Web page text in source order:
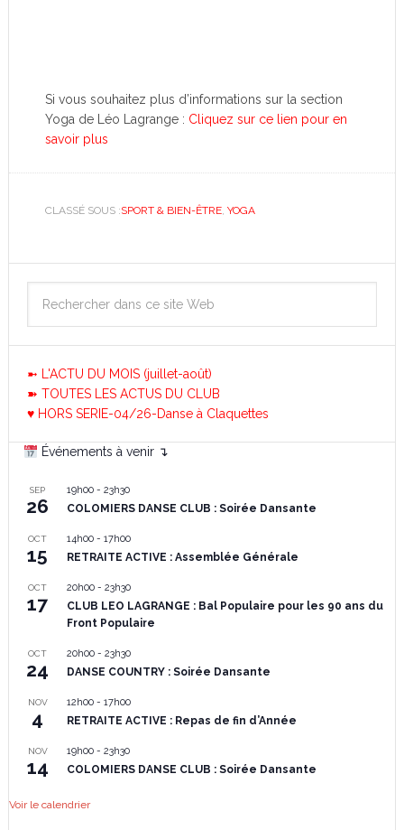
Si vous souhaitez plus d’informations sur la section
Yoga de Léo Lagrange : Cliquez sur ce lien pour en
savoir plus
CLASSÉ SOUS :SPORT & BIEN-ÊTRE, YOGA
➼ L'ACTU DU MOIS (juillet-août)
➽ TOUTES LES ACTUS DU CLUB
♥ HORS SERIE-04/26-Danse à Claquettes
Événements à venir ↴
SEP
26
19h00- 23h30
COLOMIERS DANSE CLUB : Soirée Dansante
OCT
15
14h00- 17h00
RETRAITE ACTIVE : Assemblée Générale
OCT
17
20h00- 23h30
CLUB LEO LAGRANGE : Bal Populaire pour les 90 ans du
Front Populaire
OCT
24
20h00- 23h30
DANSE COUNTRY : Soirée Dansante
NOV
4
12h00- 17h00
RETRAITE ACTIVE : Repas de fin d’Année
NOV
14
19h00- 23h30
COLOMIERS DANSE CLUB : Soirée Dansante
Voir le calendrier